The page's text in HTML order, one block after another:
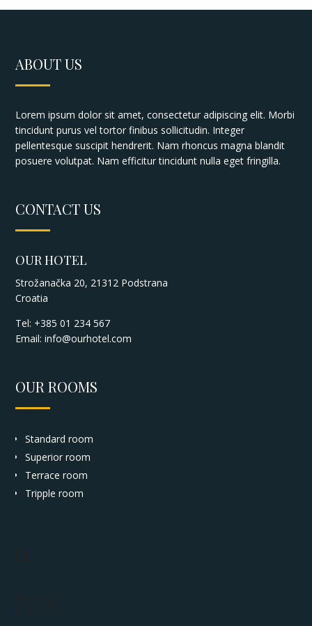
ABOUT US
Lorem ipsum dolor sit amet, consectetur adipiscing elit. Morbi
tincidunt purus vel tortor finibus sollicitudin. Integer
pellentesque suscipit hendrerit. Nam rhoncus magna blandit
posuere volutpat. Nam efficitur tincidunt nulla eget fringilla.
CONTACT US
OUR HOTEL
Strožanačka 20, 21312 Podstrana
Croatia
Tel: +385 01 234 567
Email:info@ourhotel.com
OUR ROOMS
Standard room
Superior room
Terrace room
Tripple room